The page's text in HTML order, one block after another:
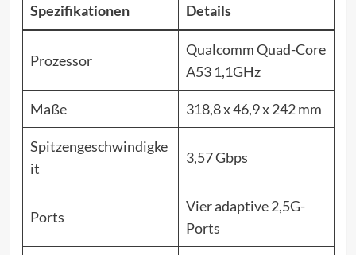
Spezifikationen Details
Prozessor
Qualcomm Quad-Core
A53 1,1GHz
Maße 318,8 x 46,9 x 242 mm
Spitzengeschwindigke
it
3,57 Gbps
Ports
Vier adaptive 2,5G-
Ports